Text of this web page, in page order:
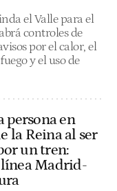
el Valle para el
controles de
por el calor, el
y el uso de
persona en
la Reina al ser
un tren:
Madrid-